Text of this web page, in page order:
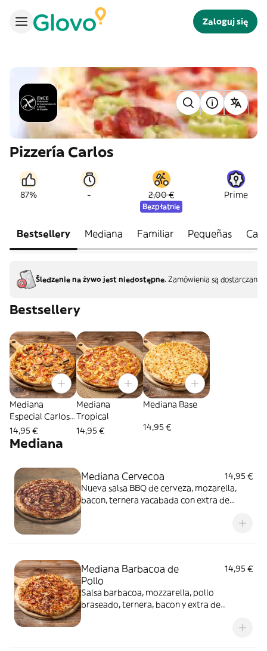
Zaloguj się
Pizzería Carlos
87% - 2,00 €
Bezpłatnie
Prime
Bestsellery Mediana Familiar Pequeñas
Śledzenie na żywo jest niedostępne. Zamówienia są dostarczane
Bestsellery
Mediana
Especial Carlos
Pollo
14,95 €
Mediana
Tropical
14,95 €
Mediana Base
14,95 €
Mediana
Mediana Cervecoa
14,95 €
Nueva salsa BBQ de cerveza, mozarella,
bacon, ternera yacabada con extra de
Mediana Barbacoa de
Pollo
14,95 €
Salsa barbacoa, mozzarella, pollo
braseado, ternera, bacon y extra de